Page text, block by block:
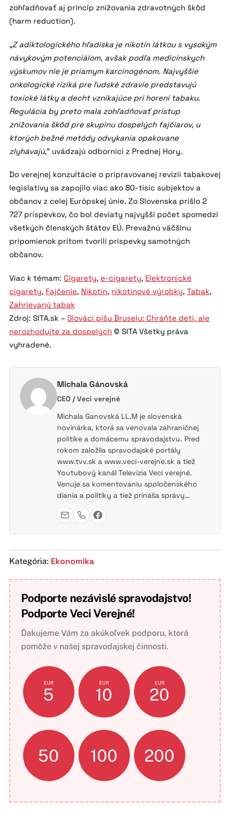
zohľadňovať aj princíp znižovania zdravotných škôd
(harm reduction).
„Z adiktologického hľadiska je nikotín látkou s vysokým
návykovým potenciálom, avšak podľa medicínskych
výskumov nie je priamym karcinogénom. Najvyššie
onkologické riziká pre ľudské zdravie predstavujú
toxické látky a decht vznikajúce pri horení tabaku.
Regulácia by preto mala zohľadňovať prístup
znižovania škôd pre skupinu dospelých fajčiarov, u
ktorých bežné metódy odvykania opakovane
zlyhávajú,“ uvádzajú odborníci z Prednej Hory.
Do verejnej konzultácie o pripravovanej revízii tabakovej
legislatívy sa zapojilo viac ako 80-tisíc subjektov a
občanov z celej Európskej únie. Zo Slovenska prišlo 2
727 príspevkov, čo bol deviaty najvyšší počet spomedzi
všetkých členských štátov EÚ. Prevažnú väčšinu
pripomienok pritom tvorili príspevky samotných
občanov.
Viac k témam: Cigarety, e-cigarety, Elektronické
cigarety, Fajčenie, Nikotín, nikotínové výrobky, Tabak,
Zahrievaný tabak
Zdroj: SITA.sk – Slováci píšu Bruselu: Chráňte deti, ale
nerozhodujte za dospelých © SITA Všetky práva
vyhradené.
Michala Gánovská
CEO / Veci verejné
Michala Ganovská LL.M je slovenská
novinárka, ktorá sa venovala zahraničnej
politike a domácemu spravodajstvu. Pred
rokom založila spravodajské portály
www.tvv.sk a www.veci-verejne.sk a tiež
Youtubový kanál Televízia Veci verejné.
Venuje sa komentovaniu spoločenského
diania a politiky a tiež prináša správy…
Kategória: Ekonomika
Podporte nezávislé spravodajstvo!
Podporte Veci Verejné!
Ďakujeme Vám za akúkoľvek podporu, ktorá
pomôže v našej spravodajskej činnosti.
EUR
5
EUR
10
EUR
20
50 100 200